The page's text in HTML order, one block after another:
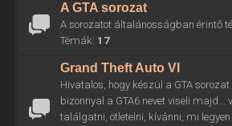
A GTA sorozat
A sorozatot általánosságban érintő
Témák: 17
Grand Theft Auto VI
Hivatalos, hogy készül a GTA
bizonnyal a GTA6 nevet viseli majd...
találgatni, ötletelni, kívánni, mi legyen